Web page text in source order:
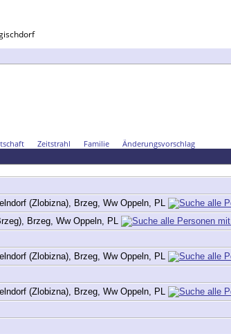
Zeitstrahl Familie
Änderungsvorschlag
(Zlobizna), Brzeg, Ww Oppeln, PL
Brzeg, Ww Oppeln, PL
(Zlobizna), Brzeg, Ww Oppeln, PL
(Zlobizna), Brzeg, Ww Oppeln, PL